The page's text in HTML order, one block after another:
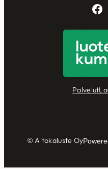
Palvelut
© Aitokaluste Oy